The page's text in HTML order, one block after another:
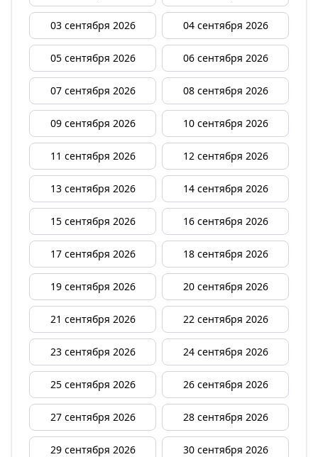
03 сентября 2026 04 сентября 2026
05 сентября 2026 06 сентября 2026
07 сентября 2026 08 сентября 2026
09 сентября 2026 10 сентября 2026
11 сентября 2026 12 сентября 2026
13 сентября 2026 14 сентября 2026
15 сентября 2026 16 сентября 2026
17 сентября 2026 18 сентября 2026
19 сентября 2026 20 сентября 2026
21 сентября 2026 22 сентября 2026
23 сентября 2026 24 сентября 2026
25 сентября 2026 26 сентября 2026
27 сентября 2026 28 сентября 2026
29 сентября 2026 30 сентября 2026